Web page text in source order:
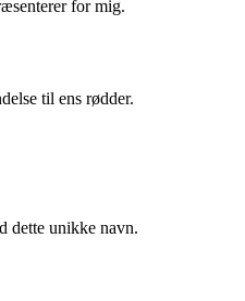
for mig.
til ens rødder.
dette unikke navn.